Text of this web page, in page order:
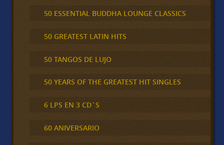
50 ESSENTIAL BUDDHA LOUNGE CLASSICS
50 GREATEST LATIN HITS
50 TANGOS DE LUJO
50 YEARS OF THE GREATEST HIT SINGLES
6 LPS EN 3 CD´S
60 ANIVERSARIO